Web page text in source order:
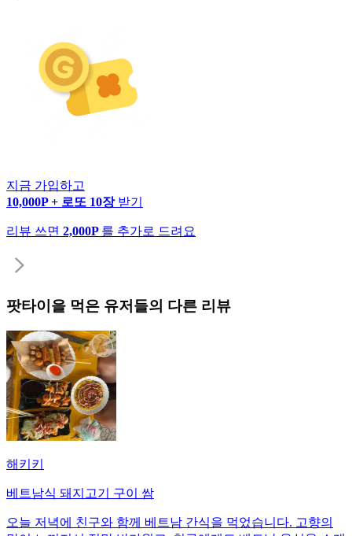
지금 가입하고
10,000P + 로또 10장 받기
리뷰 쓰면 2,000P 를 추가로 드려요
팟타이 을 먹은 유저들의 다른 리뷰
해키키
베트남식 돼지고기 구이 쌈
오늘 저녁에 친구와 함께 베트남 간식을 먹었습니다. 고향의